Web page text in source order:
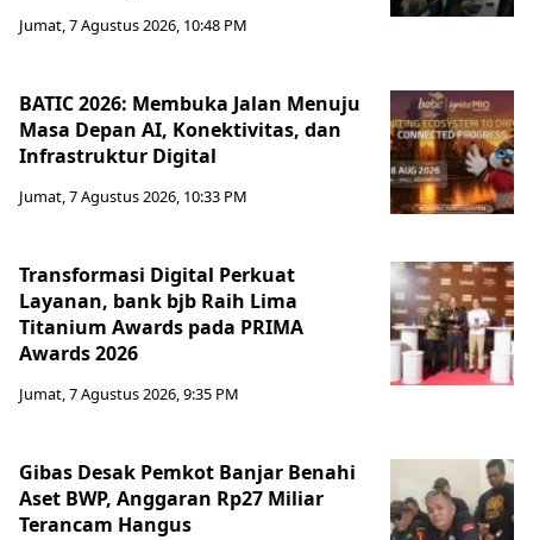
Jumat, 7 Agustus 2026, 10:48 PM
BATIC 2026: Membuka Jalan Menuju
Masa Depan AI, Konektivitas, dan
Infrastruktur Digital
Jumat, 7 Agustus 2026, 10:33 PM
Transformasi Digital Perkuat
Layanan, bank bjb Raih Lima
Titanium Awards pada PRIMA
Awards 2026
Jumat, 7 Agustus 2026, 9:35 PM
Gibas Desak Pemkot Banjar Benahi
Aset BWP, Anggaran Rp27 Miliar
Terancam Hangus